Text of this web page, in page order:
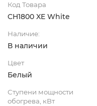
Код Товара
CH1800 XE White
Наличие:
В наличии
Цвет
Белый
Ступени мощности
обогрева, кВт